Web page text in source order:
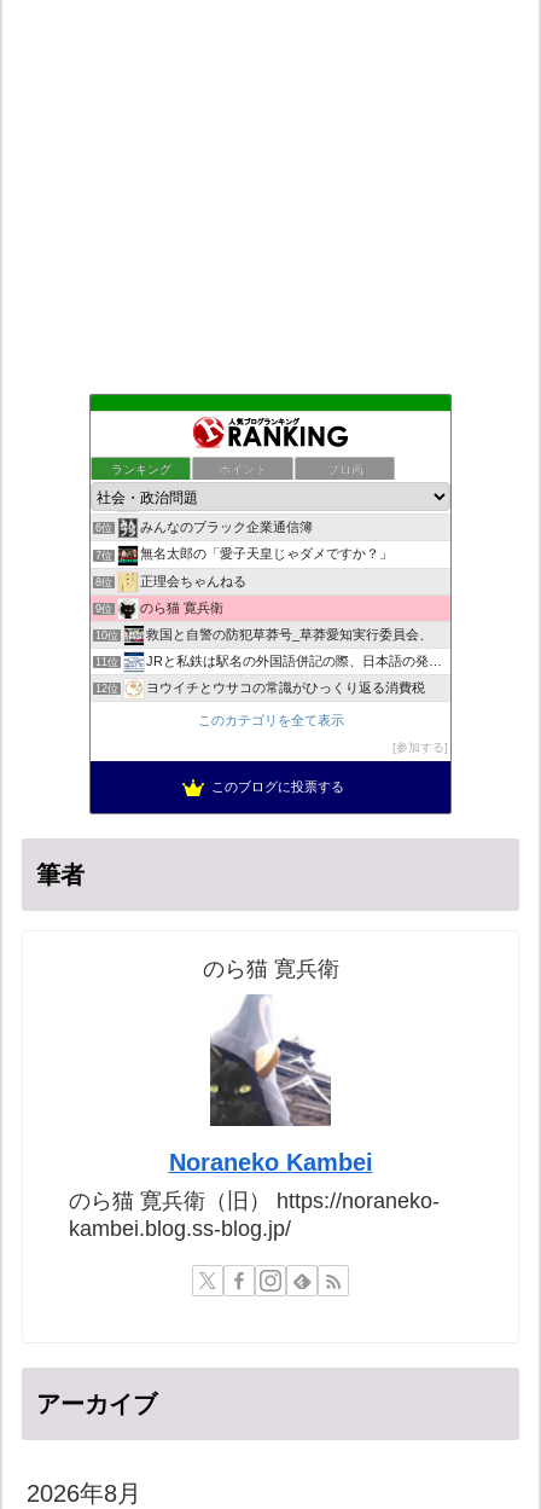
ランキング ポイント ブロ画
もえるあじあ
ダリチョコ dalichoko
死神タカ位置サナエのオイルショックドクトリン憲法改悪計画！
5位 恥を知れ、恥を
6位 みんなのブラック企業通信簿
7位 無名太郎の「愛子天皇じゃダメですか？」
8位 正理会ちゃんねる
9位 のら猫 寛兵衛
10位 救国と自警の防犯草莽号_草莽愛知実行委員会、
11位 JRと私鉄は駅名の外国語併記の際、日本語の発音/…
12位 ヨウイチとウサコの常識がひっくり返る消費税
マイナンバー導入診断
超革新ひふみ神示
このカテゴリを全て表示
参加する
このブログに投票する
筆者
のら猫 寛兵衛
Noraneko Kambei
のら猫 寛兵衛（旧） https://noraneko-
kambei.blog.ss-blog.jp/
アーカイブ
2026年8月